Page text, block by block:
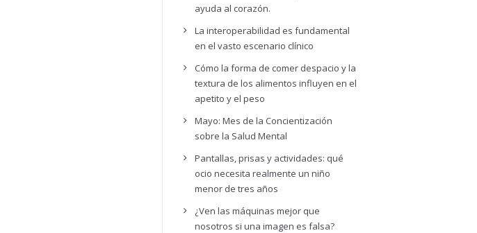
ayuda al corazón.
La interoperabilidad es fundamental
en el vasto escenario clínico
Cómo la forma de comer despacio y la
textura de los alimentos influyen en el
apetito y el peso
Mayo: Mes de la Concientización
sobre la Salud Mental
Pantallas, prisas y actividades: qué
ocio necesita realmente un niño
menor de tres años
¿Ven las máquinas mejor que
nosotros si una imagen es falsa?